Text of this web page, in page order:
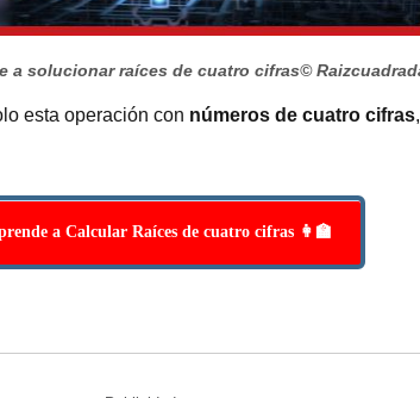
a solucionar raíces de cuatro cifras©
esta operación con números de cuatro cifras
a Calcular Raíces de cuatro cifras 👩‍🏫